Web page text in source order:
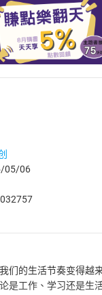
05/06
们的生活节奏变得越
是工作、学习还是生